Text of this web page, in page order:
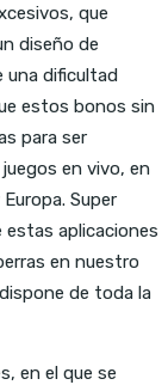
que
diseño de
una dificultad
estos bonos sin
para ser
en vivo, en
Super
estas aplicaciones
en nuestro
de toda la
en el que se